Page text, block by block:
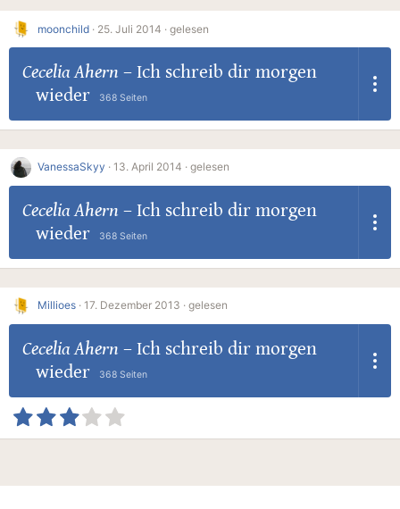
moonchild · 25. Juli 2014 · gelesen
Cecelia Ahern – Ich schreib dir morgen
wieder
368 Seiten
VanessaSkyy · 13. April 2014 · gelesen
Cecelia Ahern – Ich schreib dir morgen
wieder
368 Seiten
Millioes · 17. Dezember 2013 · gelesen
Cecelia Ahern – Ich schreib dir morgen
wieder
368 Seiten